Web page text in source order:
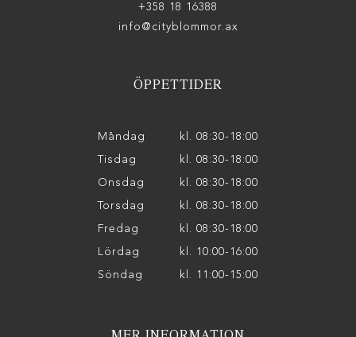
+358 18 16388
info@cityblommor.ax
ÖPPETTIDER
Måndag kl. 08:30-18:00
Tisdag kl. 08:30-18:00
Onsdag kl. 08:30-18:00
Torsdag kl. 08:30-18:00
Fredag kl. 08:30-18:00
Lördag kl. 10:00-16:00
Söndag kl. 11:00-15:00